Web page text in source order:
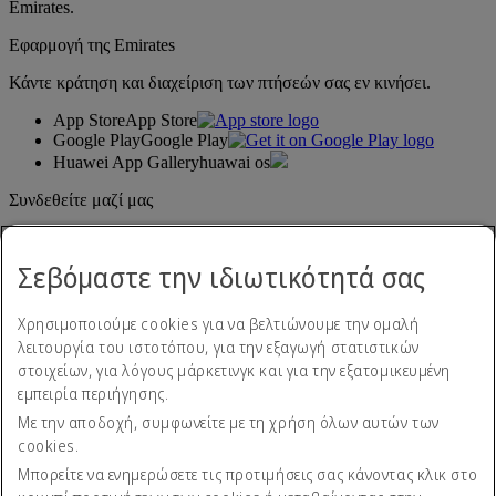
Emirates.
Εφαρμογή της Emirates
Κάντε κράτηση και διαχείριση των πτήσεών σας εν κινήσει.
App StoreApp Store
Google PlayGoogle Play
Huawei App Galleryhuawai os
Συνδεθείτε μαζί μας
Δήλωση προσβασιμότητας
Επικοινωνήστε μαζί μας
Πολιτική απορρήτου
Όροι και προϋποθέσεις
Σεβόμαστε την ιδιωτικότητά σας
Χρησιμοποιούμε cookies για να βελτιώνουμε την ομαλή
λειτουργία του ιστοτόπου, για την εξαγωγή στατιστικών
στοιχείων, για λόγους μάρκετινγκ και για την εξατομικευμένη
εμπειρία περιήγησης.
Με την αποδοχή, συμφωνείτε με τη χρήση όλων αυτών των
cookies.
Μπορείτε να ενημερώσετε τις προτιμήσεις σας κάνοντας κλικ στο